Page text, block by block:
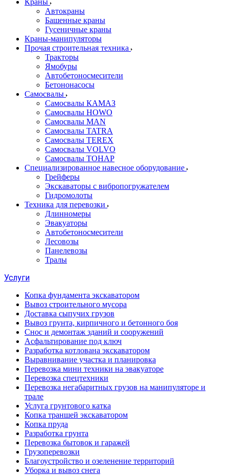
Краны
Автокраны
Башенные краны
Гусеничные краны
Краны-манипуляторы
Прочая строительная техника
Тракторы
Ямобуры
Автобетоносмесители
Бетононасосы
Самосвалы
Самосвалы КАМАЗ
Самосвалы HOWO
Самосвалы MAN
Самосвалы TATRA
Самосвалы TEREX
Самосвалы VOLVO
Самосвалы ТОНАР
Специализированное навесное оборудование
Грейферы
Экскаваторы с вибропогружателем
Гидромолоты
Техника для перевозки
Длинномеры
Эвакуаторы
Автобетоносмесители
Лесовозы
Панелевозы
Тралы
Услуги
Копка фундамента экскаватором
Вывоз строительного мусора
Доставка сыпучих грузов
Вывоз грунта, кирпичного и бетонного боя
Снос и демонтаж зданий и сооружений
Асфальтирование под ключ
Разработка котлована экскаватором
Выравнивание участка и планировка
Перевозка мини техники на эвакуаторе
Перевозка спецтехники
Перевозка негабаритных грузов на манипуляторе и
трале
Услуга грунтового катка
Копка траншей экскаватором
Копка пруда
Разработка грунта
Перевозка бытовок и гаражей
Грузоперевозки
Благоустройство и озеленение территорий
Уборка и вывоз снега